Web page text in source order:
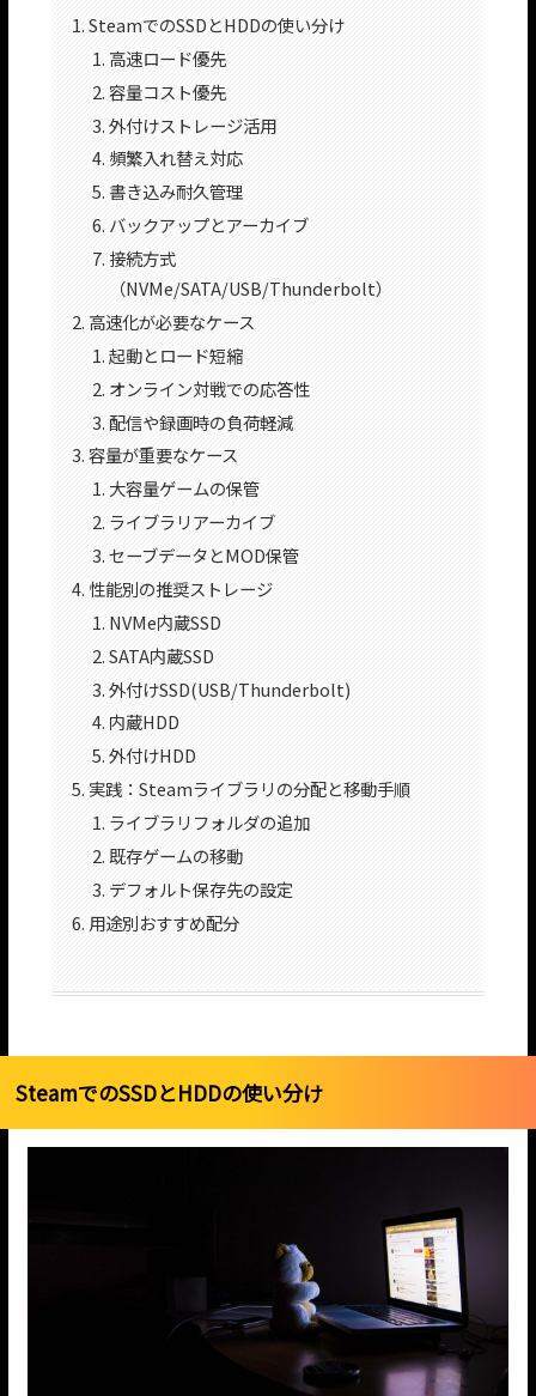
SteamでのSSDとHDDの使い分け
高速ロード優先
容量コスト優先
外付けストレージ活用
頻繁入れ替え対応
書き込み耐久管理
バックアップとアーカイブ
接続方式
（NVMe/SATA/USB/Thunderbolt）
高速化が必要なケース
起動とロード短縮
オンライン対戦での応答性
配信や録画時の負荷軽減
容量が重要なケース
大容量ゲームの保管
ライブラリアーカイブ
セーブデータとMOD保管
性能別の推奨ストレージ
NVMe内蔵SSD
SATA内蔵SSD
外付けSSD(USB/Thunderbolt)
内蔵HDD
外付けHDD
実践：Steamライブラリの分配と移動手順
ライブラリフォルダの追加
既存ゲームの移動
デフォルト保存先の設定
用途別おすすめ配分
SteamでのSSDとHDDの使い分け